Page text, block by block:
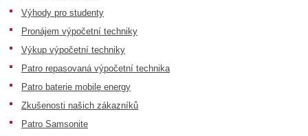
Výhody pro studenty
Pronájem výpočetní techniky
Výkup výpočetní techniky
Patro repasovaná výpočetní technika
Patro baterie mobile energy
Zkušenosti našich zákazníků
Patro Samsonite